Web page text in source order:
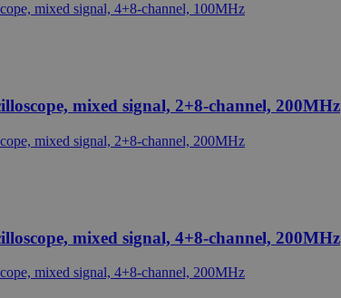
mixed signal, 2+8-channel, 200MHz
mixed signal, 4+8-channel, 200MHz